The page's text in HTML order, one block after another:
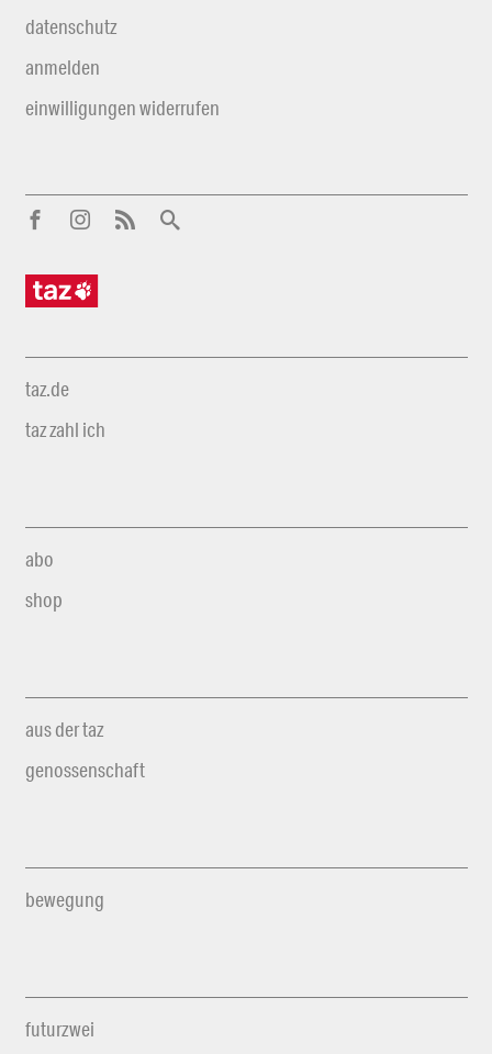
datenschutz
anmelden
einwilligungen widerrufen
taz.de
taz zahl ich
abo
shop
aus der taz
genossenschaft
bewegung
futurzwei